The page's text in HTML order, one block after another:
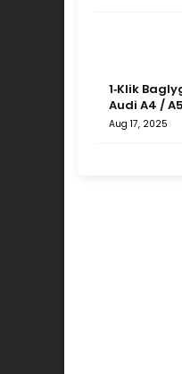
1‑Klik
Audi A4 /
Aug 17, 2025